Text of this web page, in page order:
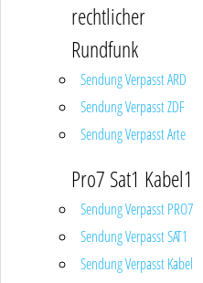
rechtlicher
Rundfunk
Sendung Verpasst ARD
Sendung Verpasst ZDF
Sendung Verpasst Arte
Pro7 Sat1 Kabel1
Sendung Verpasst PRO7
Sendung Verpasst SAT1
Sendung Verpasst Kabel